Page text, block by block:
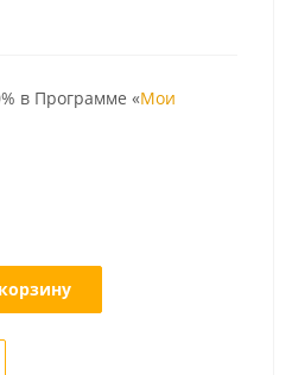
в Программе «Мои